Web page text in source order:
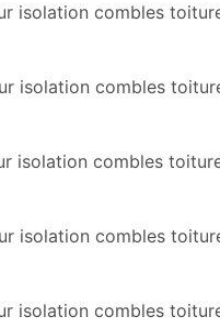
isolation combles
isolation combles
isolation combles
isolation combles
isolation combles